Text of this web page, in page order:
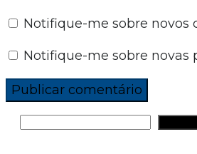
Notifique-me sobre novos
Notifique-me sobre novas